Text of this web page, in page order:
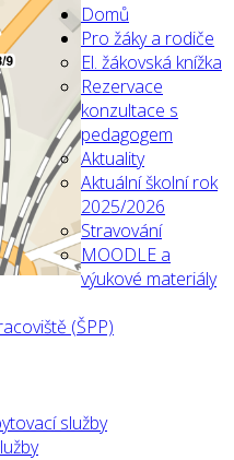
Domů
Pro žáky a rodiče
El. žákovská knížka
Rezervace
konzultace s
pedagogem
Aktuality
Aktuální školní rok
2025/2026
Stravování
MOODLE a
výukové materiály
(ŠPP)
služby